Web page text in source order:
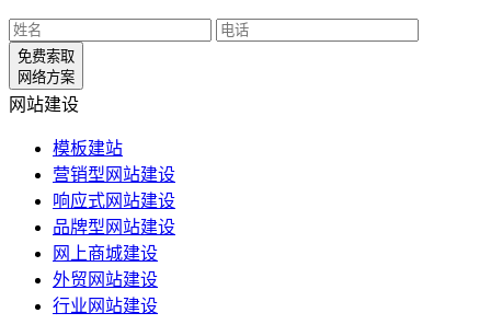
免费索取
网络方案
网站建设
模板建站
营销型网站建设
响应式网站建设
品牌型网站建设
网上商城建设
外贸网站建设
行业网站建设